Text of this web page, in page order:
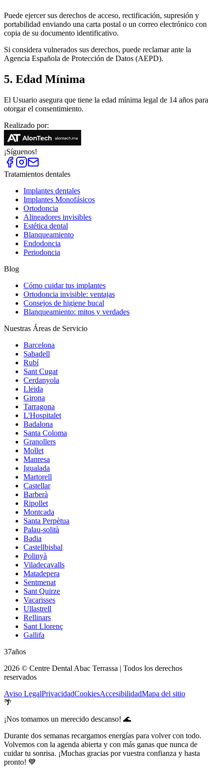
Puede ejercer sus derechos de acceso, rectificación, supresión y
portabilidad enviando una carta postal o un correo electrónico con
copia de su documento identificativo.
Si considera vulnerados sus derechos, puede reclamar ante la
Agencia Española de Protección de Datos (AEPD).
5. Edad Mínima
El Usuario asegura que tiene la edad mínima legal de 14 años para
otorgar el consentimiento.
Realizado por:
¡Síguenos!
Tratamientos dentales
Implantes dentales
Implantes Monofásicos
Ortodoncia
Alineadores invisibles
Estética dental
Blanqueamiento
Endodoncia
Periodoncia
Blog
Cómo cuidar tus implantes
Ortodoncia invisible: ventajas
Consejos de higiene bucal
Blanqueamiento: mitos y verdades
Nuestras Áreas de Servicio
Barcelona
Sabadell
Rubí
Sant Cugat
Cerdanyola
Lleida
Girona
Tarragona
L'Hospitalet
Badalona
Santa Coloma
Granollers
Mollet
Manresa
Igualada
Martorell
Castellar
Barberà
Ripollet
Montcada
Santa Perpètua
Palau-solità
Badia
Castellbisbal
Polinyà
Viladecavalls
Matadepera
Sentmenat
Sant Quirze
Vacarisses
Ullastrell
Rellinars
Sant Llorenç
Gallifa
37años
2026 © Centre Dental Abac Terrassa | Todos los derechos
reservados
Aviso LegalPrivacidadCookiesAccesibilidadMapa del sitio
🌴
¡Nos tomamos un merecido descanso! 🌊
Durante dos semanas recargamos energías para volver con todo.
Volvemos con la agenda abierta y con más ganas que nunca de
cuidar tu sonrisa. ¡Muchas gracias por vuestra confianza y hasta
pronto! 💙